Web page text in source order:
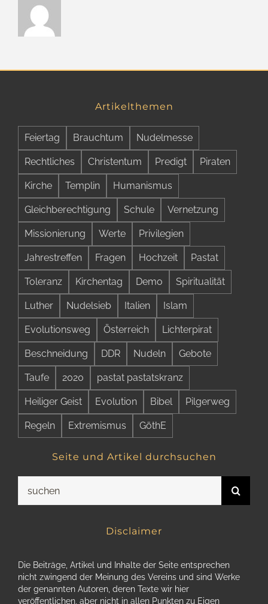
Artikelthemen
Feiertag Brauchtum Nudelmesse
Rechtliches Christentum Predigt Piraten
Kirche Templin Humanismus
Gleichberechtigung Schule Vernetzung
Missionierung Werte Privilegien
Jahrestreffen Fragen Hochzeit Pastat
Toleranz Kirchentag Demo Spiritualität
Luther Nudelsieb Italien Islam
Evolutionsweg Österreich Lichterpirat
Beschneidung DDR Nudeln Gebote
Taufe 2020 pastat pastatskranz
Heiliger Geist Evolution Bibel Pilgerweg
Regeln Extremismus GöthE
Seite und Artikel durchsuchen
nach:
Disclaimer
Die Beiträge, Artikel und Inhalte der Seite entsprechen
nicht zwingend der Meinung des Vereins und sind Werke
der genannten Autoren, deren Texte wir hier
veröffentlichen, aber nicht in allen Punkten zu Eigen